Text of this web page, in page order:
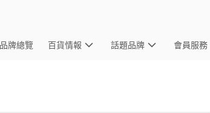
品牌總覽 百貨情報 話題品牌 會員服務